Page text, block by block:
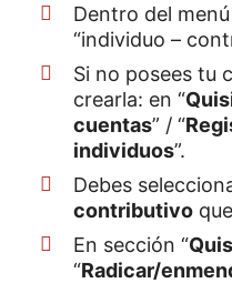
Dentro del menú
“individuo –
Si no posees tu
crearla: en “
cuentas” / “
individuos”.
Debes
contributivo
En sección “
“Radicar/